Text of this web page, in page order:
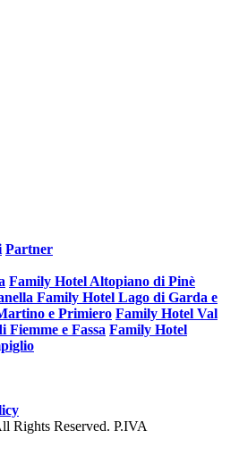
Partner
Family Hotel Altopiano di Pinè
Family Hotel Lago di Garda e
e Primiero Family Hotel Val
Fiemme e Fassa Family Hotel
Rights Reserved. P.IVA